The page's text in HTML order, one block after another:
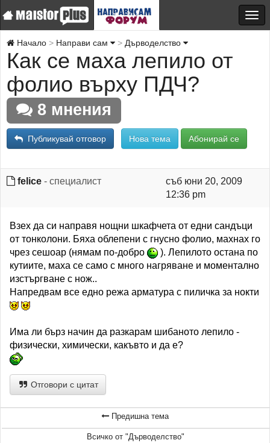
Начало Направи сам Дърводелство
Как се маха лепило от
фолио върху ПДЧ?
8 мнения
Публикувай отговор Нова тема Абонирай се
felice - специалист
съб юни 20, 2009
12:36 pm
Взех да си направя нощни шкафчета от едни сандъци
от тонколони. Бяха облепени с гнусно фолио, махнах го
чрез сешоар (нямам по-добро
). Лепилото остана по
кутиите, маха се само с много нагряване и моментално
изстъргване с нож..
Напредвам все едно режа арматура с пиличка за нокти
Има ли бърз начин да разкарам шибаното лепило -
физически, химически, какъвто и да е?
Отговори с цитат
Предишна тема
Всичко от "Дърводелство"